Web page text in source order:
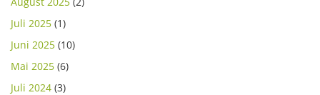
Juli 2025 (1)
Juni 2025 (10)
Mai 2025 (6)
Juli 2024 (3)